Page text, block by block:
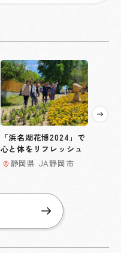
「浜名湖花博2024」で
心と体をリフレッシュ
静岡県 JA静岡市